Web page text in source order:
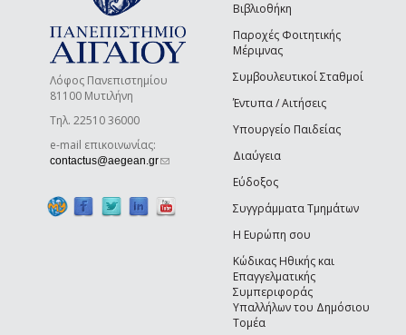
Λόφος Πανεπιστημίου
81100 Μυτιλήνη
Τηλ. 22510 36000
e-mail επικοινωνίας:
contactus@aegean.gr(link sends e-mail)
Βιβλιοθήκη
Παροχές Φοιτητικής
Μέριμνας
Συμβουλευτικοί Σταθμοί
Έντυπα / Αιτήσεις
Υπουργείο Παιδείας
Διαύγεια
Εύδοξος
Συγγράμματα Τμημάτων
Η Ευρώπη σου
Κώδικας Ηθικής και
Επαγγελματικής
Συμπεριφοράς
Υπαλλήλων του Δημόσιου
Τομέα